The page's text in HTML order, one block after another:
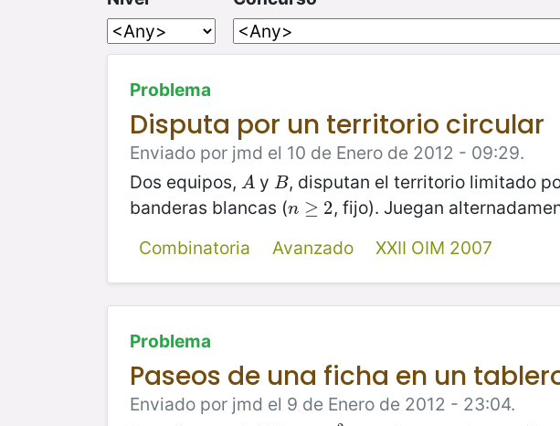
Problema
Disputa por un territorio circular
Enviado por jmd el 10 de Enero de 2012 - 09:29.
Dos equipos, A
A y B
B, disputan el territorio limitado
banderas blancas (n ≥ 2
n≥2 , fijo). Juegan
Combinatoria
Avanzado XXII OIM 2007
Problema
Paseos de una ficha en un
Enviado por jmd el 9 de Enero de 2012 - 23:04.